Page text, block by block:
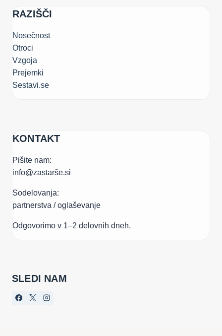
RAZIŠČI
Nosečnost
Otroci
Vzgoja
Prejemki
Sestavi.se
KONTAKT
Pišite nam:
info@zastarše.si
Sodelovanja:
partnerstva / oglaševanje
Odgovorimo v 1–2 delovnih dneh.
SLEDI NAM